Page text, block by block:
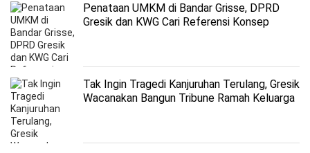
Penataan UMKM di Bandar Grisse, DPRD
Gresik dan KWG Cari Referensi Konsep
Tak Ingin Tragedi Kanjuruhan Terulang, Gresik
Wacanakan Bangun Tribune Ramah Keluarga